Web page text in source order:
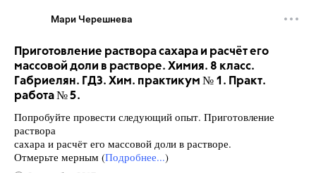
Мари Черешнева
Приготовление раствора сахара и расчёт его
массовой доли в растворе. Химия. 8 класс.
Габриелян. ГДЗ. Хим. практикум № 1. Практ.
работа № 5.
Попробуйте провести следующий опыт. Приготовление
раствора
сахара и расчёт его массовой доли в растворе.
Отмерьте мерным (Подробнее...)